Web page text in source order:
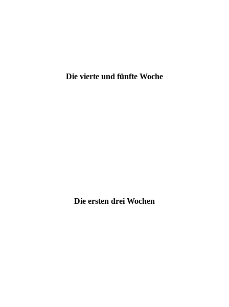
Die vierte und fünfte Woche
Die ersten drei Wochen